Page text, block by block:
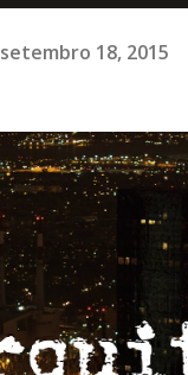
setembro 18, 2015